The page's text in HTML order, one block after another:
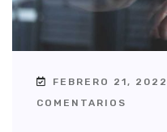
FEBRERO 21, 2022
COMENTARIOS